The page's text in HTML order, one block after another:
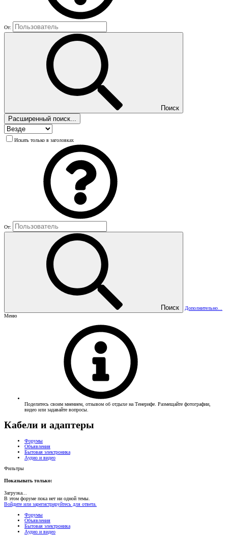
От:
Поиск
Расширенный поиск...
Искать только в заголовках
От:
Поиск
Дополнительно...
Меню
Поделитесь своим мнением, отзывом об отдыхе на Тенерифе. Размещайте фотографии,
видео или задавайте вопросы.
Кабели и адаптеры
Форумы
Объявления
Бытовая электроника
Аудио и видео
Фильтры
Показывать только:
Загрузка...
В этом форуме пока нет ни одной темы.
Войдите или зарегистрируйтесь для ответа.
Форумы
Объявления
Бытовая электроника
Аудио и видео